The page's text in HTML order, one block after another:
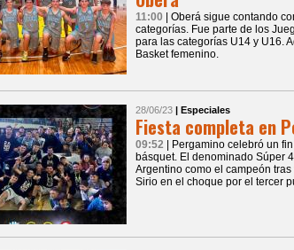
11:00
| Oberá sigue contando
categorías. Fue parte de los
para las categorías U14 y U16.
Basket femenino.
28/06/23 | Especiales
Fiesta completa en
09:52
| Pergamino celebró un
básquet. El denominado Súper
Argentino como el campeón
Sirio en el choque por el tercer